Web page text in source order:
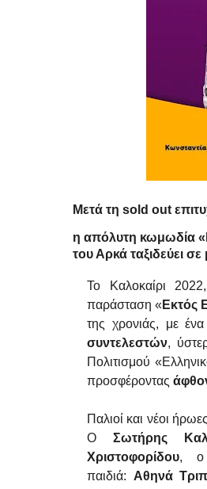
Μετά τη sold out
η απόλυτη κωμωδία
του Αρκά ταξιδεύει σε
Το Καλοκαίρι
παράσταση « Εκτός
της χρονιάς, με ένα
συντελεστών,
Πολιτισμού
προσφέροντας
Παλιοί και νέοι
O Σωτήρης
Χριστοφορίδου,
παιδιά: Αθηνά